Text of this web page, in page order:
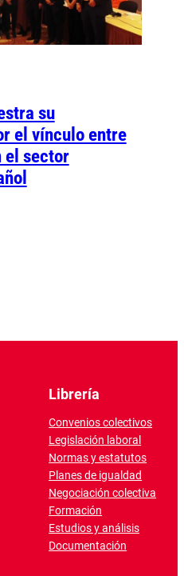
su
el vínculo entre
el sector
Librería
Convenios colectivos
Legislación laboral
Normas y estatutos
Planes de igualdad
Negociación colectiva
Formación
Estudios y análisis
Documentación